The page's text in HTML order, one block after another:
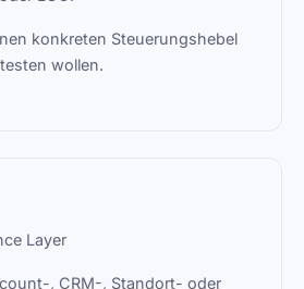
konkreten Steuerungshebel
wollen.
Layer
, CRM-, Standort- oder